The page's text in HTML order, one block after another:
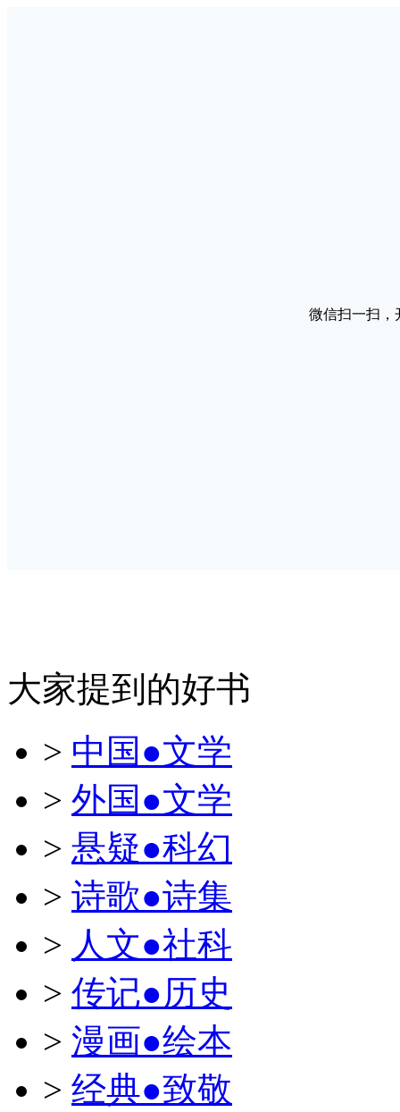
微信扫一扫，
大家提到的好书
> 中国●文学
> 外国●文学
> 悬疑●科幻
> 诗歌●诗集
> 人文●社科
> 传记●历史
> 漫画●绘本
> 经典●致敬